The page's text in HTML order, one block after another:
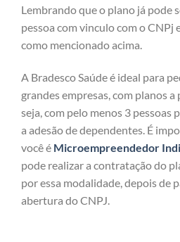
Lembrando que o plano já pode
pessoa com vinculo com o CNPj
como mencionado acima.
A Bradesco Saúde é ideal para
grandes empresas, com planos
seja, com pelo menos 3
a adesão de dependentes. É
você é Microempreendedor
pode realizar a contratação do
por essa modalidade, depois de
abertura do CNPJ.